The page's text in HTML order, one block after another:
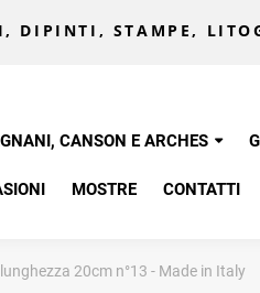
DIPINTI, STAMPE,
CANSON E ARCHES
MOSTRE CONTATTI
20cm n°13 - Made in Italy